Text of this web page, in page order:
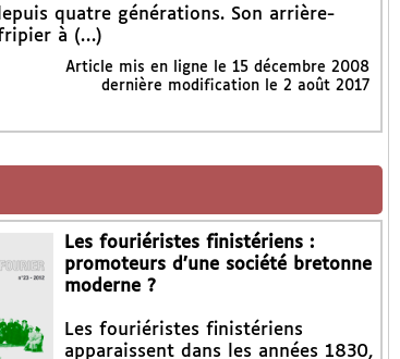
quatre générations. Son arrière-
à (…)
Article mis en ligne le 15 décembre 2008
dernière modification le 2 août 2017
Les fouriéristes finistériens :
promoteurs d’une société bretonne
moderne ?
Les fouriéristes finistériens
apparaissent dans les années 1830,